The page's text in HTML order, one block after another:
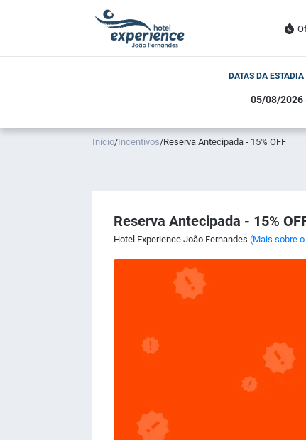
DATAS DA ESTADIA
Início/Incentivos/Reserva Antecipada - 15% OFF
Reserva Antecipada - 15%
Hotel Experience João Fernandes (Mais sobre